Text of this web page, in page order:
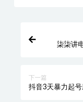
柒柒讲
下一篇
抖音3天暴力起